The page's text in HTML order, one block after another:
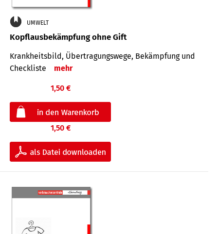
UMWELT
Kopflausbekämpfung ohne Gift
Krankheits­bild, Übertra­gungs­wege, Bekämpfung und
Check­liste
mehr
1,50 €
1,50 €